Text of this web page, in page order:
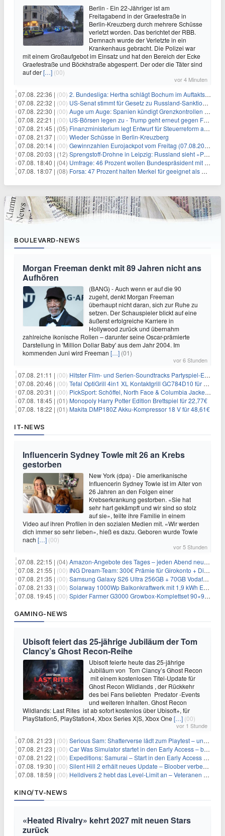
Berlin - Ein 22-Jähriger ist am
Freitagabend in der Graefestraße in
Berlin-Kreuzberg durch mehrere Schüsse
verletzt worden. Das berichtet der RBB.
Demnach wurde der Verletzte in ein
Krankenhaus gebracht. Die Polizei war
mit einem Großaufgebot im Einsatz und hat den Bereich der Ecke
Graefestraße und Böckhstraße abgesperrt. Der oder die Täter sind
auf der[…] (00)
vor 4 Minuten
07.08. 22:36 | (00) 2. Bundesliga: Hertha schlägt Bochum im Auftaktspiel
07.08. 22:32 | (00) US-Senat stimmt für Gesetz zu Russland-Sanktionen
07.08. 22:30 | (00) Auge um Auge: Spanien kündigt Grenzkontrollen zu Italien an
07.08. 22:21 | (00) US-Börsen legen zu - Trump geht erneut gegen Fed-Gouverneurin vor
07.08. 21:45 | (05) Finanzministerium legt Entwurf für Steuerreform ab 2027 vor
07.08. 21:37 | (00) Wieder Schüsse in Berlin-Kreuzberg
07.08. 20:14 | (00) Gewinnzahlen Eurojackpot vom Freitag (07.08.2026)
07.08. 20:03 | (12) Sprengstoff-Drohne in Leipzig: Russland sieht «Provokation»
07.08. 18:40 | (04) Umfrage: 46 Prozent wollen Bundespräsident mit Politik-Erfahrung
07.08. 18:07 | (08) Forsa: 47 Prozent halten Merkel für geeignet als Bundespräsidentin
BOULEVARD-NEWS
Morgan Freeman denkt mit 89 Jahren nicht ans
Aufhören
(BANG) - Auch wenn er auf die 90
zugeht, denkt Morgan Freeman
überhaupt nicht daran, sich zur Ruhe zu
setzen. Der Schauspieler blickt auf eine
äußerst erfolgreiche Karriere in
Hollywood zurück und übernahm
zahlreiche ikonische Rollen – darunter seine Oscar-prämierte
Darstellung in 'Million Dollar Baby' aus dem Jahr 2004. Im
kommenden Juni wird Freeman […] (01)
vor 6 Stunden
07.08. 21:11 | (00) Hitster Film- und Serien-Soundtracks Partyspiel-Erweiterung für 6,99€
07.08. 20:46 | (00) Tefal OptiGrill 4in1 XL Kontaktgrill GC784D10 für 239,99€
07.08. 20:31 | (00) PickSport: Schöffel, North Face & Columbia Jacken ab 39,60€
07.08. 18:45 | (01) Monopoly Harry Potter Edition Brettspiel für 22,77€
07.08. 18:22 | (01) Makita DMP180Z Akku-Kompressor 18 V für 48,61€
IT-NEWS
Influencerin Sydney Towle mit 26 an Krebs
gestorben
New York (dpa) - Die amerikanische
Influencerin Sydney Towle ist im Alter von
26 Jahren an den Folgen einer
Krebserkrankung gestorben. «Sie hat
sehr hart gekämpft und wir sind so stolz
auf sie», teilte ihre Familie in einem
Video auf ihren Profilen in den sozialen Medien mit. «Wir werden
dich immer so sehr lieben», hieß es dazu. Geboren wurde Towle
nach […] (00)
vor 5 Stunden
07.08. 22:15 | (04) Amazon-Angebote des Tages – jeden Abend neue Deals zum Stöbern
07.08. 21:55 | (00) ING Dream-Team: 300€ Prämie für Girokonto + Direkt-Depot
07.08. 21:35 | (00) Samsung Galaxy S26 Ultra 256GB + 70GB Vodafone-Netz für 34,99€/Monat (effektiv 4,74€/Monat)
07.08. 21:33 | (00) Solarway 1000Wp Balkonkraftwerk mit 1,9 kWh EcoFlow-Speicher für 719€ + 30€ Filial-Gutschein
07.08. 19:45 | (00) Spider Farmer G3000 Growbox-Komplettset 90×90×180 cm für 379,99€
GAMING-NEWS
Ubisoft feiert das 25-jährige Jubiläum der Tom
Clancy’s Ghost Recon-Reihe
Ubisoft feierte heute das 25-jährige
Jubiläum von Tom Clancy’s Ghost Recon
mit einem kostenlosen Titel-Update für
Ghost Recon Wildlands , der Rückkehr
des bei Fans beliebten Predator -Events
und weiteren Inhalten. Ghost Recon
Wildlands: Last Rites ist ab sofort kostenlos über Ubisoft+, für
PlayStation5, PlayStation4, Xbox Series X|S, Xbox One […] (00)
vor 1 Stunde
07.08. 21:23 | (00) Serious Sam: Shatterverse lädt zum Playtest – und erscheint schon bald!
07.08. 21:23 | (00) Car Was Simulator startet in den Early Access – bald gehts los!
07.08. 21:22 | (00) Expeditions: Samurai – Start in den Early Access ab heute im feudalen Japan
07.08. 19:30 | (00) Silent Hill 2 erhält neues Update – Bloober verbessert Grafik und Performance
07.08. 18:59 | (00) Helldivers 2 hebt das Level-Limit an – Veteranen können endlich weiter aufsteigen
KINO/TV-NEWS
«Heated Rivalry» kehrt 2027 mit neuen Stars
zurück